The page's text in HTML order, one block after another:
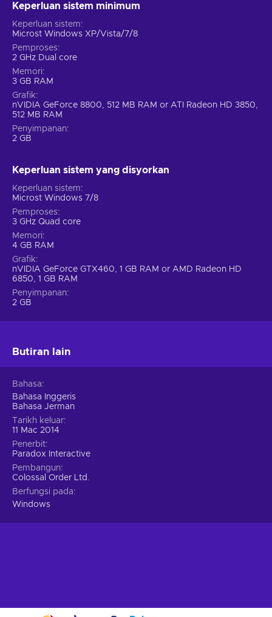
Keperluan sistem minimum
Keperluan sistem
Microst Windows XP/Vista/7/8
Pemproses
2 GHz Dual core
Memori
3 GB RAM
Grafik
nVIDIA GeForce 8800, 512 MB RAM or ATI Radeon HD 3850,
512 MB RAM
Penyimpanan
2 GB
Keperluan sistem yang disyorkan
Keperluan sistem
Microst Windows 7/8
Pemproses
3 GHz Quad core
Memori
4 GB RAM
Grafik
nVIDIA GeForce GTX460, 1 GB RAM or AMD Radeon HD
6850, 1 GB RAM
Penyimpanan
2 GB
Butiran lain
Bahasa
Bahasa Inggeris
Bahasa Jerman
Tarikh keluar
11 Mac 2014
Penerbit
Paradox Interactive
Pembangun
Colossal Order Ltd.
Berfungsi pada
Windows